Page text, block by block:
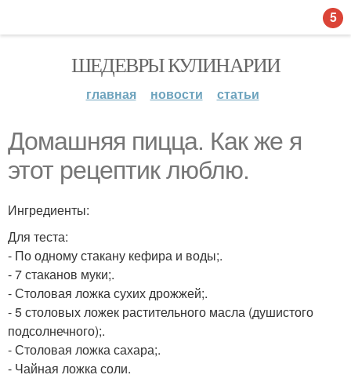
ШЕДЕВРЫ КУЛИНАРИИ
главная новости статьи
Домашняя пицца. Как же я
этот рецептик люблю.
Ингредиенты:
Для теста:
- По одному стакану кефира и воды;.
- 7 стаканов муки;.
- Столовая ложка сухих дрожжей;.
- 5 столовых ложек растительного масла (душистого
подсолнечного);.
- Столовая ложка сахара;.
- Чайная ложка соли.
5